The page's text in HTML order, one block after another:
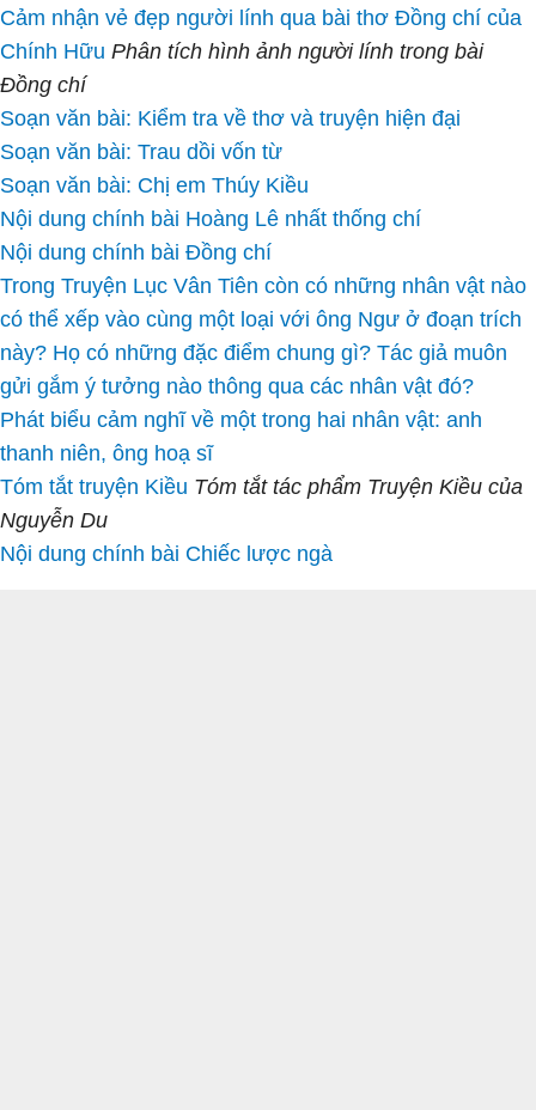
Cảm nhận vẻ đẹp người lính qua bài thơ Đồng chí của
Chính Hữu Phân tích hình ảnh người lính trong bài
Đồng chí
Soạn văn bài: Kiểm tra về thơ và truyện hiện đại
Soạn văn bài: Trau dồi vốn từ
Soạn văn bài: Chị em Thúy Kiều
Nội dung chính bài Hoàng Lê nhất thống chí
Nội dung chính bài Đồng chí
Trong Truyện Lục Vân Tiên còn có những nhân vật nào
có thể xếp vào cùng một loại với ông Ngư ở đoạn trích
này? Họ có những đặc điểm chung gì? Tác giả muôn
gửi gắm ý tưởng nào thông qua các nhân vật đó?
Phát biểu cảm nghĩ về một trong hai nhân vật: anh
thanh niên, ông hoạ sĩ
Tóm tắt truyện Kiều Tóm tắt tác phẩm Truyện Kiều của
Nguyễn Du
Nội dung chính bài Chiếc lược ngà